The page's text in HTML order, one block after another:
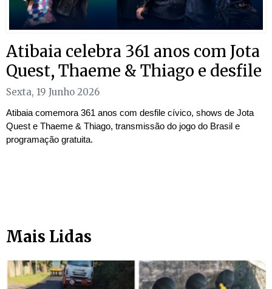
Atibaia celebra 361 anos com Jota
Quest, Thaeme & Thiago e desfile
Sexta, 19 Junho 2026
Atibaia comemora 361 anos com desfile cívico, shows de Jota
Quest e Thaeme & Thiago, transmissão do jogo do Brasil e
programação gratuita.
Mais Lidas